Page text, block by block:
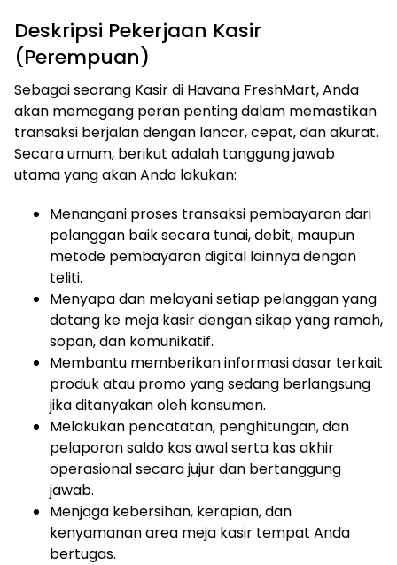
Deskripsi Pekerjaan Kasir
(Perempuan)
Sebagai seorang Kasir di Havana FreshMart, Anda
akan memegang peran penting dalam memastikan
transaksi berjalan dengan lancar, cepat, dan akurat.
Secara umum, berikut adalah tanggung jawab
utama yang akan Anda lakukan:
Menangani proses transaksi pembayaran dari
pelanggan baik secara tunai, debit, maupun
metode pembayaran digital lainnya dengan
teliti.
Menyapa dan melayani setiap pelanggan yang
datang ke meja kasir dengan sikap yang ramah,
sopan, dan komunikatif.
Membantu memberikan informasi dasar terkait
produk atau promo yang sedang berlangsung
jika ditanyakan oleh konsumen.
Melakukan pencatatan, penghitungan, dan
pelaporan saldo kas awal serta kas akhir
operasional secara jujur dan bertanggung
jawab.
Menjaga kebersihan, kerapian, dan
kenyamanan area meja kasir tempat Anda
bertugas.